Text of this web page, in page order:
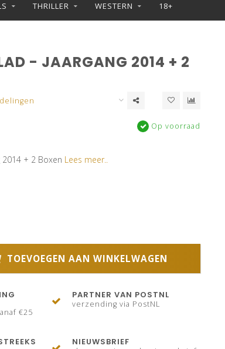
THRILLER WESTERN 18+
- JAARGANG 2014 + 2
Op voorraad
+ 2 Boxen Lees meer..
TOEVOEGEN AAN WINKELWAGEN
€25
PARTNER VAN POSTNL
verzending via PostNL
NIEUWSBRIEF